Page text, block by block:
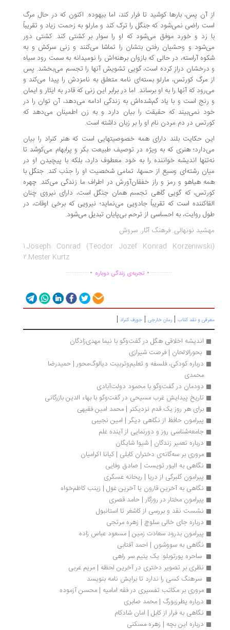
آن پس، بارها کوشید تا فرار کند، اما بیهوده. اکنون که در حال مرگ
راضی نمی‌شود که جنگل را ترک کند و مارلو به زحمت زیاد و تقریباً
زد و خورد موفق می‌شود که او را سوار بر کشتی کند. کشتی دور
و وحشیان رفتن بتشان را تماشا می‌کنند و زنی سرکش و به
آراسته، در حالی که بازوان برهنه‌اش را نومیدانه به سمت رود سیاه
درخشان دراز کرده است، گویی تشویش آنها را تجسم می‌بخشد. پس
مرگ کورتس، مارلو بسته‌ای نامه متعلق به نامزدش را پیدا می‌کند و
که آنها را به او برساند. اما در برابر این زنی که قادر به ایثار و ایمان
است و با یاد گم‌شده‌اش به زندگی ادامه می‌دهد، آن توان را در
نمی‌بیند که حقیقت را بیان دارد و به زن اطمینان می‌دهد که
در دم مردن نام او را بر زبان داشته است.
حکایت بلند دارای همه خصوصیتهایی است که هنر کنراد را بیان
هنری که به ویژه در توصیف طبیعت بکر و پرابهام می‌کوشد تا
اندیشه خواننده را به خود معطوف دارد، بلکه با پیچیدن او در
رشته‌ای وسیع از حسها، تمامی شخصیت او را جذب کند. جنگل با
هیاهو و رمز و راز خفقان‌آورش در اطراف ما زندگی می‌کند. چهره
که گویی گاهی تجسم همان جنگل است، دارای نیروی چنان
است که تقریباً جادویی می‌نماید؛ نیرویی که برخی اوقات، در
روایت، به احساسی از ترحم بی‌پایان تبدیل می‌شود.
نونهالی. فرهنگ آثار. سروش
1.Joseph Conrad (Teodor Jozef Konrad
2.Mester Kurtz
................تجربه‌ی زندگی دوباره ...............
و نقد کتاب|رمان خارجی|جوزف کنراد|
اندیشه اخلاقی هگل در گفت‌وگو با نیما مهدی‌زادگان
بحورالالحان | فرصت شیرازی
درباره کودکی، فلسفه و تعلیم‌وتربیت دیالوگ‌محور | حمیدرضا
محمدی
دودمان در گفت‌وگو با محمود دولت‌آبادی
تاریخ پیدایش غرب مسیحی در گفت‌وگو با بهاء الدین بازرگانی
برای هر روز یک قدم نزدیکتر | محمد امین فقیهی
پیرامون حافظ از نگاهی دیگر | امین نجیبی
جامعه‌شناسی روز و دورنمایی از آینده علم
درباره تعمیر زندگان | شیوا شایگان
مروری بر سه‌گانه‌ی دختران کابلی | کیانا اکرامیان
نگاهی به الیور تویست | صادق وفایی
پیرامون گلبرگی از دریا | ریحانه عسگری
نگاهی به آخرین قارون یا آخرین غول | زینب کاظم‌خواه
پیرامون مختار در روزگار | حامد قصری
نشست نقد و بررسی از کاشغر تا استانبول
درباره جای خالی سلوچ | زهره مرتجی
پیرامون بدرود سعادت زمین | مسعود عباس زاده
نگاهی به سووشون | احمد آفتابی
ساحره پورتوبلو: یک یتیم سر راهی
نظری بر تصویر دختری در آخرین لحظه | مریم عربی
سرهنگ کسی را ندارد تا برایش نامه بنویسد
مروری بر مکاتب تفسیری در فقه امامیه | محسن آزموده
درباره پطرزبورگ | محمد صابری
نگاهی به فرار از کابل | امان شادکام
درباره این بچه | زهره مسکنی